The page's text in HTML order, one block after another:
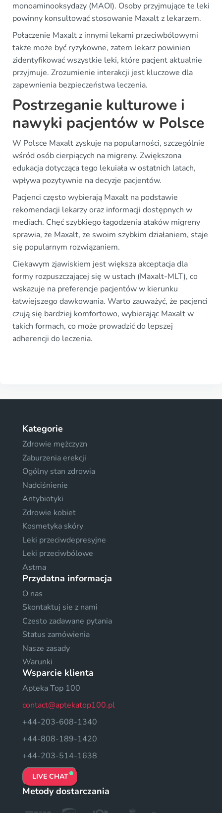
monoaminooksydazy (MAOI). Osoby przyjmujące te leki
powinny konsultować stosowanie Maxalt z lekarzem.
Połączenie Maxalt z innymi lekami przeciwbólowymi
także może być ryzykowne, zatem lekarz powinien
zidentyfikować wszystkie leki, które pacjent aktualnie
przyjmuje. Zrozumienie interakcji jest kluczowe dla
zapewnienia bezpieczeństwa leczenia.
Postrzeganie kulturowe i
nawyki pacjentów w Polsce
W Polsce Maxalt zyskuje na popularności, szczególnie
wśród osób cierpiących na migreny. Zwiększona
edukacja dotycząca tego lekuiała w ostatnich latach,
wpływa pozytywnie na decyzje pacjentów.
Pacjenci często wybierają Maxalt na podstawie
rekomendacji lekarzy oraz informacji dostępnych w
mediach. Chęć szybkiego łagodzenia ataków migreny
sprawia, że Maxalt, ze swoim szybkim działaniem, staje
się popularnym rozwiązaniem.
Ciekawym zjawiskiem jest większa akceptacja dla
formy rozpuszczającej się w ustach (Maxalt-MLT), co
wskazuje na preferencje pacjentów w kierunku
łatwiejszego dawkowania. Warto zauważyć, że pacjenci
czują się bardziej komfortowo, wybierając Maxalt w
takich formach, co może prowadzić do lepszej
adherencji do leczenia.
Kategorie
Zdrowie mężczyzn
Zaburzenia erekcji
Ogólny stan zdrowia
Nadciśnienie
Antybiotyki
Zdrowie kobiet
Kosmetyka skóry
Leki przeciwdepresyjne
Leki przeciwbólowe
Astma
Przydatna informacja
O nas
Skontaktuj sie z nami
Czesto zadawane pytania
Status zamówienia
Nasze zasady
Warunki
Wsparcie klienta
Apteka Top 100
contact@aptekatop100.pl
+44-203-608-1340
+44-808-189-1420
+44-203-514-1638
LIVE CHAT
Metody dostarczania